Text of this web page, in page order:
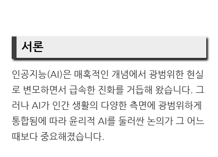
서론
인공지능(AI)은 매혹적인 개념에서 광범위한 현실
로 변모하면서 급속한 진화를 거듭해 왔습니다. 그
러나 AI가 인간 생활의 다양한 측면에 광범위하게
통합됨에 따라 윤리적 AI를 둘러싼 논의가 그 어느
때보다 중요해졌습니다.